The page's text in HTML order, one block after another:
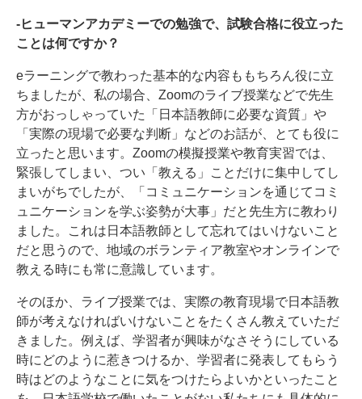
-ヒューマンアカデミーでの勉強で、試験合格に役立った
ことは何ですか？
eラーニングで教わった基本的な内容ももちろん役に立
ちましたが、私の場合、Zoomのライブ授業などで先生
方がおっしゃっていた「日本語教師に必要な資質」や
「実際の現場で必要な判断」などのお話が、とても役に
立ったと思います。Zoomの模擬授業や教育実習では、
緊張してしまい、つい「教える」ことだけに集中してし
まいがちでしたが、「コミュニケーションを通じてコミ
ュニケーションを学ぶ姿勢が大事」だと先生方に教わり
ました。これは日本語教師として忘れてはいけないこと
だと思うので、地域のボランティア教室やオンラインで
教える時にも常に意識しています。
そのほか、ライブ授業では、実際の教育現場で日本語教
師が考えなければいけないことをたくさん教えていただ
きました。例えば、学習者が興味がなさそうにしている
時にどのように惹きつけるか、学習者に発表してもらう
時はどのようなことに気をつけたらよいかといったこと